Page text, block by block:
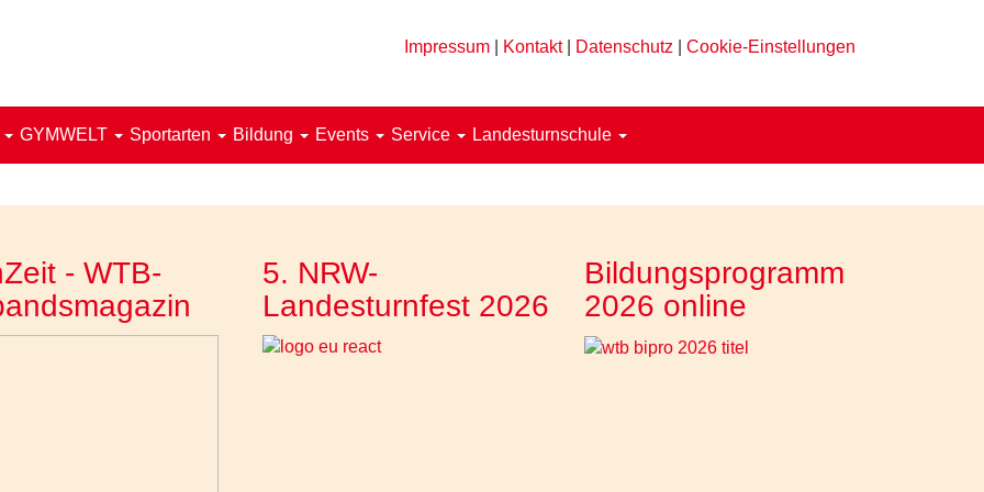
Impressum Kontakt| Datenschutz Cookie-Einstellungen
GYMWELT Sportarten Bildung Events Service Landesturnschule
- WTB-
5. NRW-
Landesturnfest 2026
Bildungsprogramm
2026 online